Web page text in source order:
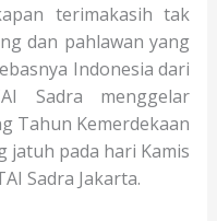
terimakasih tak
dan pahlawan yang
Indonesia dari
Sadra menggelar
Tahun Kemerdekaan
jatuh pada hari Kamis
Sadra Jakarta.